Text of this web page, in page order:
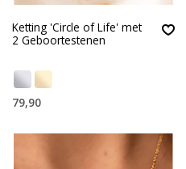
Ketting 'Circle of Life' met
2 Geboortestenen
79,90